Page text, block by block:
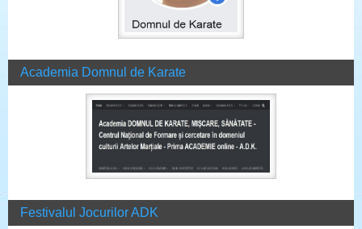
Academia Domnul de Karate
Festivalul Jocurilor ADK